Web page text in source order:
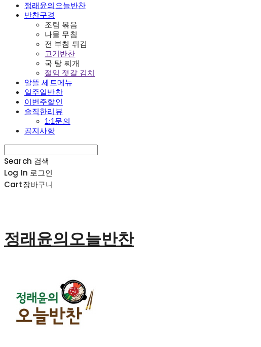
정래윤의오늘반찬
반찬구경
조림 볶음
나물 무침
전 부침 튀김
고기반찬
국 탕 찌개
절임 젓갈 김치
알뜰 세트메뉴
일주일반찬
이번주할인
솔직한리뷰
1:1문의
공지사항
Search 검색
Log In 로그인
Cart장바구니
정래윤의오늘반찬